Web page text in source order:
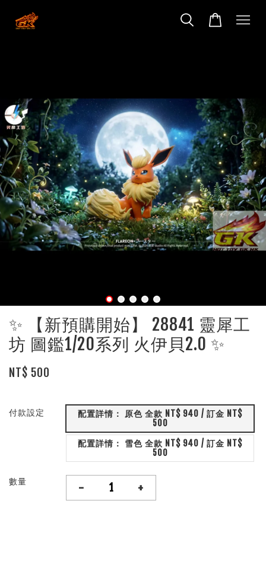
✨ 【新預購開始】 28841 靈犀工
坊 圖鑑1/20系列 火伊貝2.0 ✨
NT$ 500
付款設定
配置詳情： 原色 全款 NT$ 940 / 訂金 NT$
500
配置詳情： 雪色 全款 NT$ 940 / 訂金 NT$
500
數量 - +